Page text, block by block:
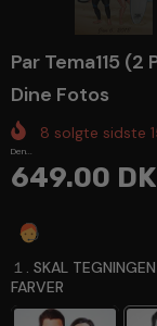
Par Tema115
Dine Fotos
8 solgte sidste
Den...
649.00
１. SKAL
FARVER